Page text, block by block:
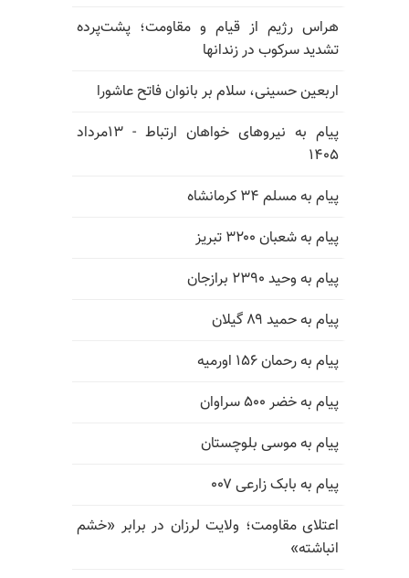
هراس رژیم از قیام و مقاومت؛ پشت‌پرده
تشدید سرکوب در زندانها
اربعین حسینی، سلام بر بانوان فاتح عاشورا
پیام به نیروهای خواهان ارتباط - ۱۳مرداد
۱۴۰۵
پیام به مسلم ۳۴ کرمانشاه
پیام به شعبان ۳۲۰۰ تبریز
پیام به وحید ۲۳۹۰ برازجان
پیام به حمید ۸۹ گیلان
پیام به رحمان ۱۵۶ اورمیه
پیام به خضر ۵۰۰ سراوان
پیام به موسی بلوچستان
پیام به بابک زارعی ۰۰۷
اعتلای مقاومت؛ ولایت لرزان در برابر «خشم
انباشته»